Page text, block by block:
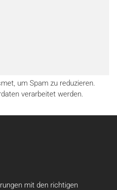
um Spam zu reduzieren.
verarbeitet werden.
mit den richtigen